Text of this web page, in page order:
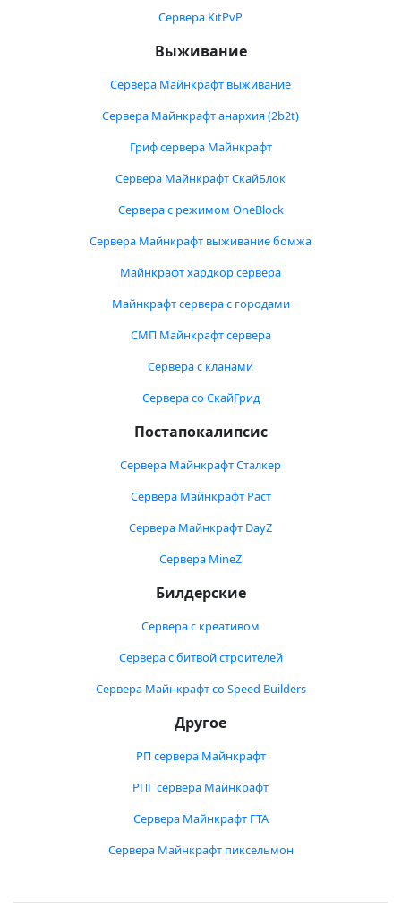
Сервера KitPvP
Выживание
Сервера Майнкрафт выживание
Сервера Майнкрафт анархия (2b2t)
Гриф сервера Майнкрафт
Сервера Майнкрафт СкайБлок
Сервера с режимом OneBlock
Сервера Майнкрафт выживание бомжа
Майнкрафт хардкор сервера
Майнкрафт сервера с городами
СМП Майнкрафт сервера
Сервера с кланами
Сервера со СкайГрид
Постапокалипсис
Сервера Майнкрафт Сталкер
Сервера Майнкрафт Раст
Сервера Майнкрафт DayZ
Сервера MineZ
Билдерские
Сервера с креативом
Сервера с битвой строителей
Сервера Майнкрафт со Speed Builders
Другое
РП сервера Майнкрафт
РПГ сервера Майнкрафт
Сервера Майнкрафт ГТА
Сервера Майнкрафт пиксельмон